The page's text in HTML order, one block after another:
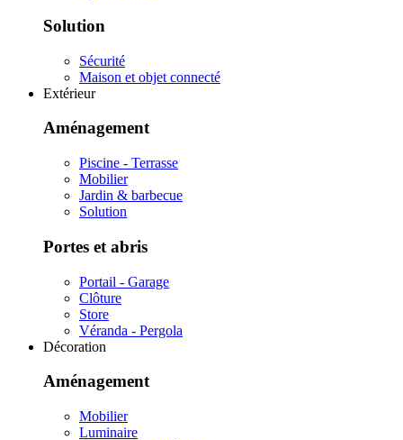
Solution
Sécurité
Maison et objet connecté
Extérieur
Aménagement
Piscine - Terrasse
Mobilier
Jardin & barbecue
Solution
Portes et abris
Portail - Garage
Clôture
Store
Véranda - Pergola
Décoration
Aménagement
Mobilier
Luminaire